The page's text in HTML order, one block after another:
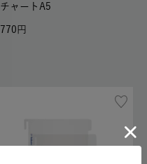
チャートA5
770